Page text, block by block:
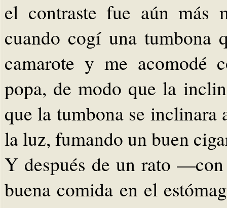
el contraste fue aún más
cuando cogí una tumbona
camarote y me acomodé
popa, de modo que la
que la tumbona se
la luz, fumando un buen
Y después de un rato
buena comida en el